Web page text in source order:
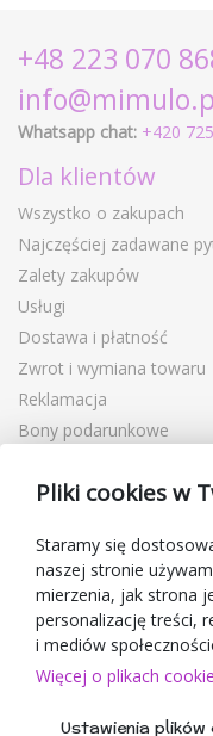
+48 223 070
Whatsapp chat: +420
Dla klientów
Wszystko o zakupach
Najczęściej zadawane
Zalety zakupów
Usługi
Dostawa i płatność
Zwrot i wymiana towaru
Reklamacja
Bony podarunkowe
Blog
O sprzedawcy
Mimulo.pl
Regulamin sklepu
Ochrona danych
Kontakty
Pliki cookies w
Staramy się
naszej stronie
mierzenia, jak strona
personalizację treści,
i mediów
Więcej o plikach cookie
Ustawienia plików